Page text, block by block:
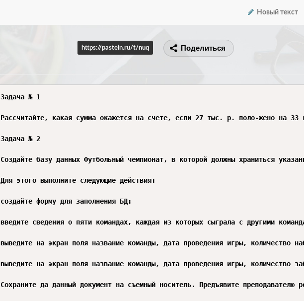
Новый текст
https://pastein.ru/t/nuq Поделиться
Задача № 1
Рассчитайте, какая сумма окажется на счете, если 27 тыс. р. поло-жено на 33
Задача № 2
Создайте базу данных Футбольный чемпионат, в которой должны храниться
Для этого выполните следующие действия:
создайте форму для заполнения БД:
введите сведения о пяти командах, каждая из которых сыграла с другими
выведите на экран поля название команды, дата проведения игры,
выведите на экран поля название команды, дата проведения игры, количество
Сохраните да данный документ на съемный носитель. Предъявите преподавателю